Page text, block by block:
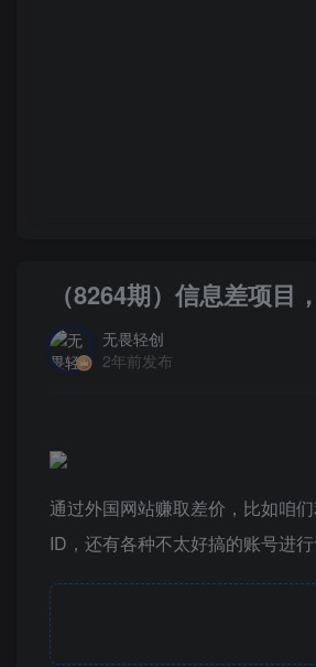
（8264期）信息差项
无畏轻创
2年前发布
通过外国网站赚取差价，比如咱
ID，还有各种不太好搞的账号进